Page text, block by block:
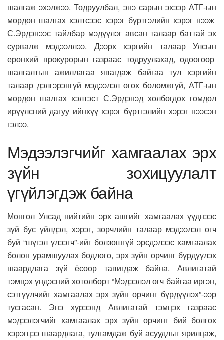
шалгаж эхэлжээ. Тодруулбал, энэ сарын эхээр АТГ-ын
мөрдөн шалгах хэлтсээс хэрэг бүртгэлийн хэрэг нээж
С.Эрдэнээс тайлбар мэдүүлэг авсан талаар баттай эх
сурвалж мэдээллээ. Дээрх хэргийн талаар Улсын
ерөнхий прокурорын газраас тодруулахад, одоогоор
шалгалтын ажиллагаа явагдаж байгаа тул хэргийн
талаар дэлгэрэнгүй мэдээлэл өгөх боломжгүй, АТГ-ын
мөрдөн шалгах хэлтэст С.Эрдэнэд холбогдох гомдол
ирүүлсний дагуу ийнхүү хэрэг бүртгэлийн хэрэг нээсэн
гэлээ.
Мэдээлэгчийг хамгаалах эрх
зүйн зохицуулалт
үгүйлэгдэж байна
Монгол Улсад нийтийн эрх ашгийг хамгаалах үүднээс
зүй бус үйлдэл, хэрэг, зөрчлийн талаар мэдээлэл өгч
буй “шүгэл үлээгч”-ийг болзошгүй эрсдэлээс хамгаалах
болон урамшуулах бодлого, эрх зүйн орчинг бүрдүүлэх
шаардлага зүй ёсоор тавигдаж байна. Авлигатай
тэмцэх үндэсний хөтөлбөрт “Мэдээлэл өгч байгаа иргэн,
сэтгүүлчийг хамгаалах эрх зүйн орчинг бүрдүүлэх”-ээр
тусгасан. Энэ хүрээнд Авлигатай тэмцэх газраас
мэдээлэгчийг хамгаалах эрх зүйн орчинг бий болгох
хэрэгцээ шаардлага, тулгамдаж буй асуудлыг ярилцаж,